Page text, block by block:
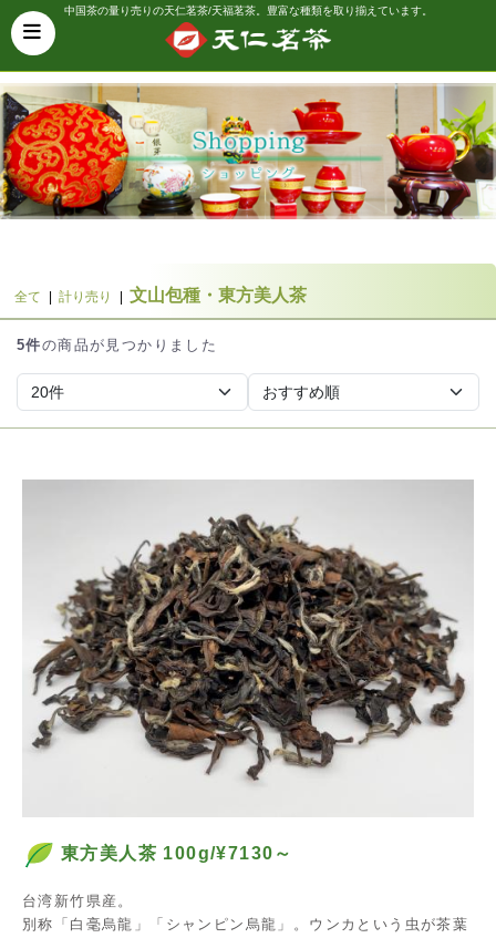
中国茶の量り売りの天仁茗茶/天福茗茶。豊富な種類を取り揃えています。
全て | 計り売り | 文山包種・東方美人茶
5件の商品が見つかりました
東方美人茶 100g/¥7130～
台湾新竹県産。
別称「白毫烏龍」「シャンピン烏龍」。ウンカという虫が茶葉